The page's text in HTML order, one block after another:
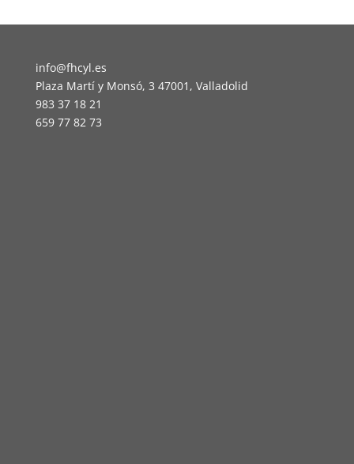
info@fhcyl.es
Plaza Martí y Monsó, 3 47001, Valladolid
983 37 18 21
659 77 82 73